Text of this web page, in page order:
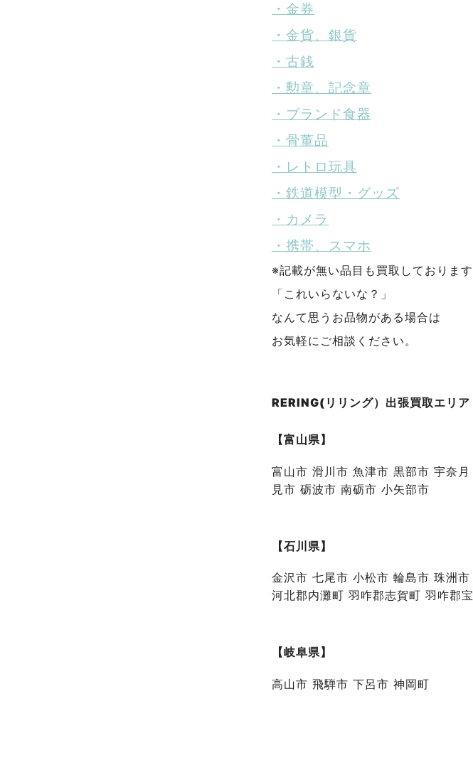
・金券
・金貨、銀貨
・古銭
・勲章、記念章
・ブランド食器
・骨董品
・レトロ玩具
・鉄道模型・グッズ
・カメラ
・携帯、スマホ
※記載が無い品目も買取しております
「これいらないな？」
なんて思うお品物がある場合は
お気軽にご相談ください。
RERING(リリング）出張買取エリア
【富山県】
富山市 滑川市 魚津市 黒部市 宇奈
見市 砺波市 南砺市 小矢部市
【石川県】
金沢市 七尾市 小松市 輪島市 珠洲
河北郡内灘町 羽咋郡志賀町 羽咋郡
【岐阜県】
高山市 飛騨市 下呂市 神岡町